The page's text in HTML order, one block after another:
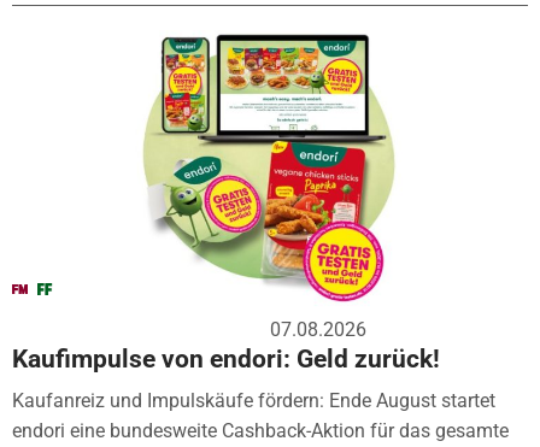
07.08.2026
Kaufimpulse von endori: Geld zurück!
Kaufanreiz und Impulskäufe fördern: Ende August startet
endori eine bundesweite Cashback-Aktion für das gesamte